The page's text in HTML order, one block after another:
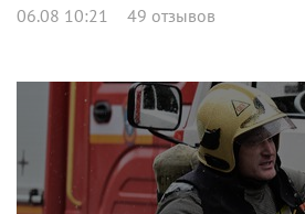
06.08 10:21 49 отзывов